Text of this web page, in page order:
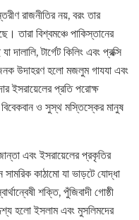
রাজনীতির নয়, বরং তার
তারা বিশ্বমঞ্চে পাকিস্তানের
টার্গেট কিলিং এবং প্রক্সি
উদাহরণ হলো মজলুম গাযযা এবং
ইসরায়েলের প্রতি পরোক্ষ
ও সুস্থ মস্তিস্কের মানুষ
এবং ইসরায়েলের প্রকৃতির
কাঠামো যা ভাড়টে যোদ্ধা
শক্তি, পুঁজিবাদী গোষ্ঠী
হলো ইসলাম এবং মুসলিমদের